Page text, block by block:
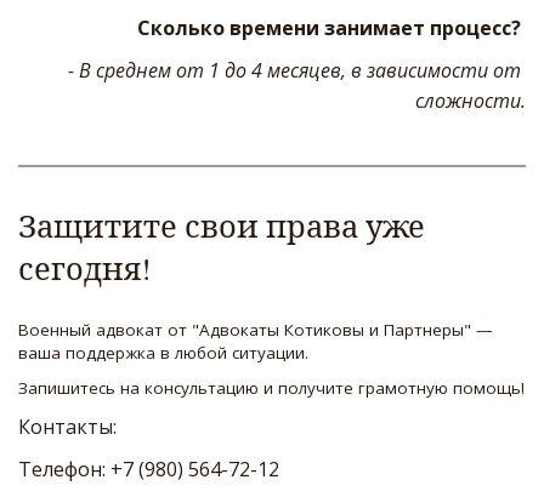
Сколько времени занимает процесс?
- В среднем от 1 до 4 месяцев, в зависимости от
сложности.
Защитите свои права уже
сегодня!
Военный адвокат от "Адвокаты Котиковы и Партнеры" —
ваша поддержка в любой ситуации.
Запишитесь на консультацию и получите грамотную помощь!
Контакты:
Телефон: +7 (980) 564-72-12